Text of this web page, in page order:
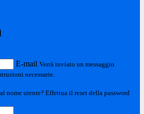
E-mail Verrà inviato un messaggio
necessarie.
nome utente? Effettua il reset della password